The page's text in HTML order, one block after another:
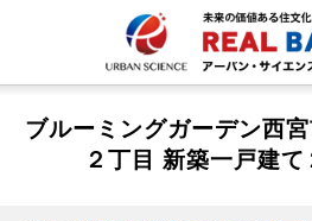
ブルーミングガーデン西
２丁目 新築一戸建て